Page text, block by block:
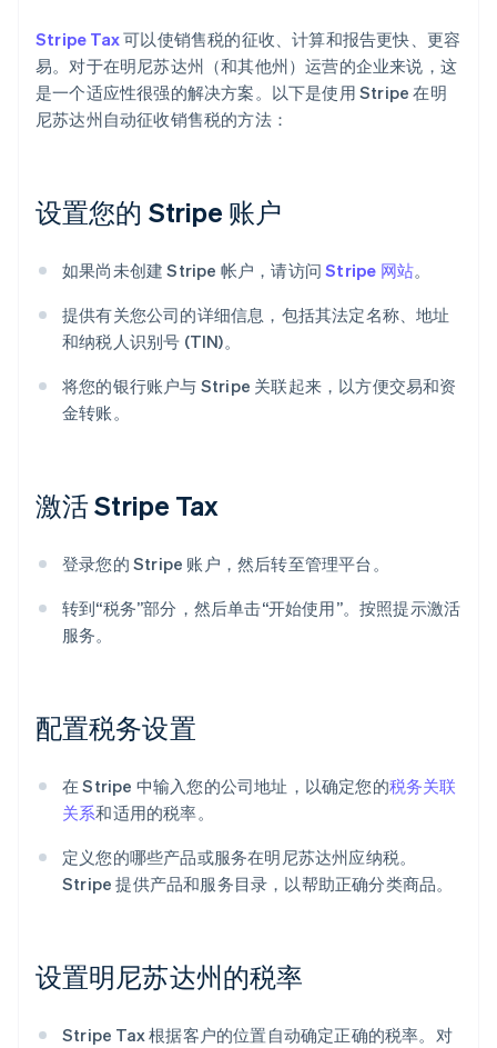
Stripe Tax可以使销售税的征收、计算和报告更快、更容
易。对于在明尼苏达州（和其他州）运营的企业来说，这
是一个适应性很强的解决方案。以下是使用 Stripe 在明
尼苏达州自动征收销售税的方法：
设置您的 Stripe 账户
如果尚未创建 Stripe 帐户，请访问Stripe 网站。
提供有关您公司的详细信息，包括其法定名称、地址
和纳税人识别号 (TIN)。
将您的银行账户与 Stripe 关联起来，以方便交易和资
金转账。
激活 Stripe Tax
登录您的 Stripe 账户，然后转至管理平台。
转到“税务”部分，然后单击“开始使用”。按照提示激活
服务。
配置税务设置
在 Stripe 中输入您的公司地址，以确定您的税务关联
关系和适用的税率。
定义您的哪些产品或服务在明尼苏达州应纳税。
Stripe 提供产品和服务目录，以帮助正确分类商品。
设置明尼苏达州的税率
Stripe Tax 根据客户的位置自动确定正确的税率。对